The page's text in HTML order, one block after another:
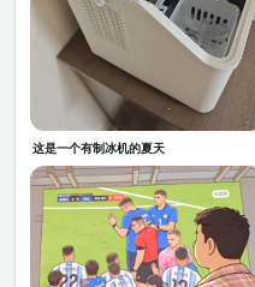
这是一个有制冰机的夏天